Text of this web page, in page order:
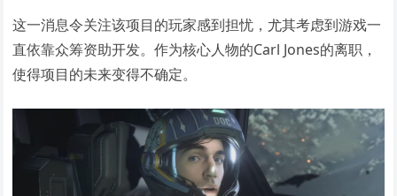
这一消息令关注该项目的玩家感到担忧，尤其考虑到游戏一
直依靠众筹资助开发。作为核心人物的Carl Jones的离职，
使得项目的未来变得不确定。